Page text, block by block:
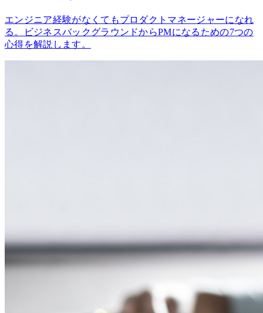
エンジニア経験がなくてもプロダクトマネージャーになれ
る。ビジネスバックグラウンドからPMになるための7つの
心得を解説します。